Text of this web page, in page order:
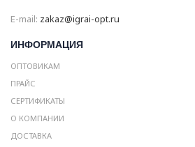
E-mail: zakaz@igrai-opt.ru
ИНФОРМАЦИЯ
ОПТОВИКАМ
ПРАЙС
СЕРТИФИКАТЫ
О КОМПАНИИ
ДОСТАВКА